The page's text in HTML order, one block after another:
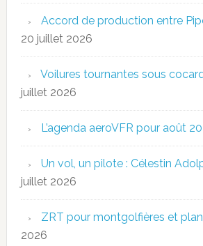
Accord de production entre
20 juillet 2026
Voilures tournantes sous
juillet 2026
L’agenda aeroVFR pour août
Un vol, un pilote : Célestin
juillet 2026
ZRT pour montgolfières et
2026